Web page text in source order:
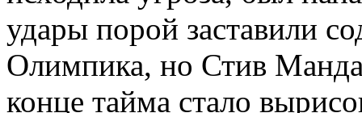
удары порой заставили
Олимпика, но Стив
конце тайма стало